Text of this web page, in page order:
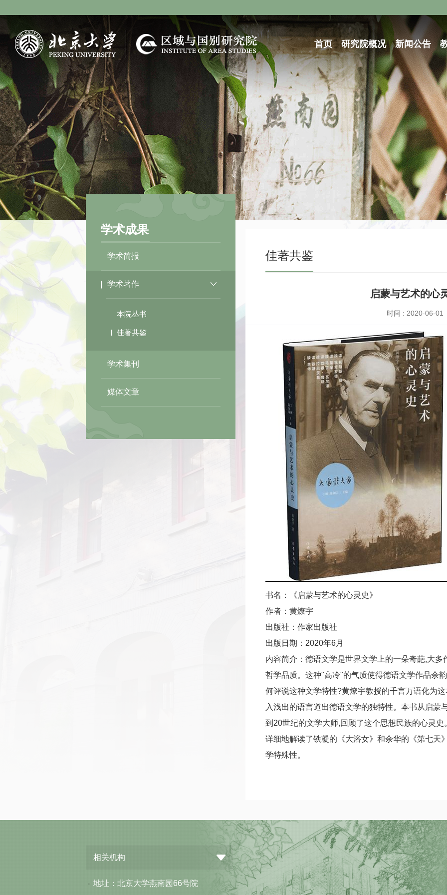
首页 研究院概况 新闻公告
学术成果
学术简报
学术著作
本院丛书
佳著共鉴
学术集刊
媒体文章
佳著共鉴
启蒙与艺术的心
时间 : 2020-06-01
书名：《启蒙与艺术的心灵史》
作者：黄燎宇
出版社：作家出版社
出版日期：2020年6月
内容简介：德语文学是世界文学上的一朵奇葩,大
哲学品质。这种"高冷"的气质使得德语文学作品余
何评说这种文学特性?黄燎宇教授的千言万语化为
入浅出的语言道出德语文学的独特性。本书从启蒙
到20世纪的文学大师,回顾了这个思想民族的心灵
详细地解读了铁凝的《大浴女》和余华的《第七天
学特殊性。
相关机构
地址：北京大学燕南园66号院